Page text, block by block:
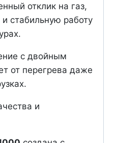
отклик на газ,
стабильную работу
с двойным
от перегрева даже
и